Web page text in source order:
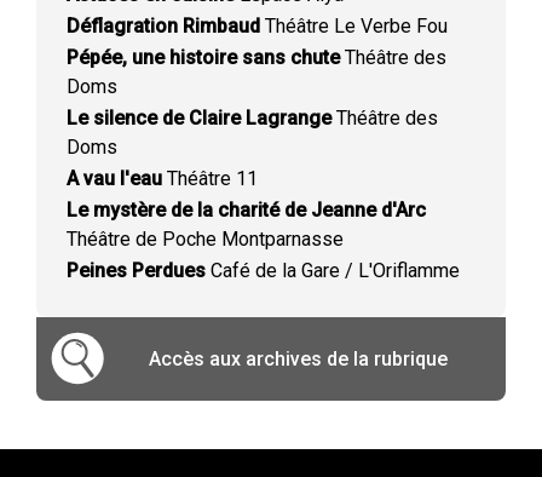
Déflagration Rimbaud Théâtre Le Verbe Fou
Pépée, une histoire sans chuteThéâtre des
Doms
Le silence de Claire LagrangeThéâtre des
Doms
A vau l'eau Théâtre 11
Le mystère de la charité de Jeanne d'Arc
Théâtre de Poche Montparnasse
Peines Perdues Café de la Gare / L'Oriflamme
Accès aux archives de la rubrique